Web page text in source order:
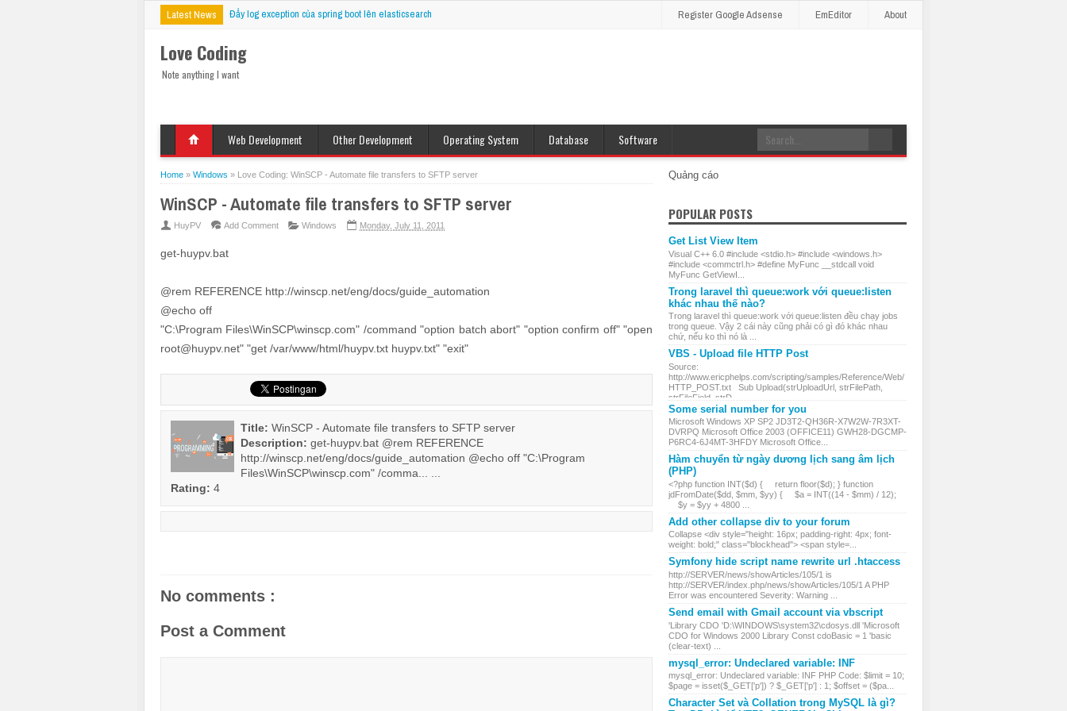
Latest News Đẩy log exception của spring boot lên elasticsearch About
EmEditor
Register Google Adsense
Love Coding
Note anything I want
Web Development
HTML
Javascript
jQuery
CSS
PHP
Fix Bug
Other Development
Desktop Java
Mobile J2ME
VBS
Operating System
Windows
Linux
Database
MySQL
Oracle
Software
Home » Windows » Love Coding: WinSCP - Automate file transfers to SFTP server
WinSCP - Automate file transfers to SFTP server
HuyPV Add Comment Windows Monday, July 11, 2011
get-huypv.bat
@rem REFERENCE http://winscp.net/eng/docs/guide_automation
@echo off
"C:\Program Files\WinSCP\winscp.com" /command "option batch abort" "option confirm off" "open
root@huypv.net" "get /var/www/html/huypv.txt huypv.txt" "exit"
Title: WinSCP - Automate file transfers to SFTP server
Description: get-huypv.bat @rem REFERENCE
http://winscp.net/eng/docs/guide_automation @echo off "C:\Program
Files\WinSCP\winscp.com" /comma... ...
Rating: 4
No comments :
Post a Comment
Quảng cáo
POPULAR POSTS
Get List View Item
Visual C++ 6.0 #include <stdio.h> #include <windows.h>
#include <commctrl.h> #define MyFunc __stdcall void
MyFunc GetViewI...
Trong laravel thì queue:work với queue:listen
khác nhau thế nào?
Trong laravel thì queue:work với queue:listen đều chạy jobs
trong queue. Vậy 2 cái này cũng phải có gì đó khác nhau
chứ, nếu ko thì nó là ...
VBS - Upload file HTTP Post
Source:
http://www.ericphelps.com/scripting/samples/Reference/Web/
HTTP_POST.txt Sub Upload(strUploadUrl, strFilePath,
strFileField, strD...
Some serial number for you
Microsoft Windows XP SP2 JD3T2-QH36R-X7W2W-7R3XT-
DVRPQ Microsoft Office 2003 (OFFICE11) GWH28-DGCMP-
P6RC4-6J4MT-3HFDY Microsoft Office...
Hàm chuyển từ ngày dương lịch sang âm lịch
(PHP)
<?php function INT($d) { return floor($d); } function
jdFromDate($dd, $mm, $yy) { $a = INT((14 - $mm) / 12);
$y = $yy + 4800 ...
Add other collapse div to your forum
Collapse <div style="height: 16px; padding-right: 4px; font-
weight: bold;" class="blockhead"> <span style=...
Symfony hide script name rewrite url .htaccess
http://SERVER/news/showArticles/105/1 is
http://SERVER/index.php/news/showArticles/105/1 A PHP
Error was encountered Severity: Warning ...
Send email with Gmail account via vbscript
'Library CDO 'D:\WINDOWS\system32\cdosys.dll 'Microsoft
CDO for Windows 2000 Library Const cdoBasic = 1 'basic
(clear-text) ...
mysql_error: Undeclared variable: INF
mysql_error: Undeclared variable: INF PHP Code: $limit = 10;
$page = isset($_GET['p']) ? $_GET['p'] : 1; $offset = ($pa...
Character Set và Collation trong MySQL là gì?